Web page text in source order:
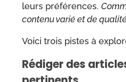
leurs préférences.
contenu varié et de
Voici trois pistes à
Rédiger des